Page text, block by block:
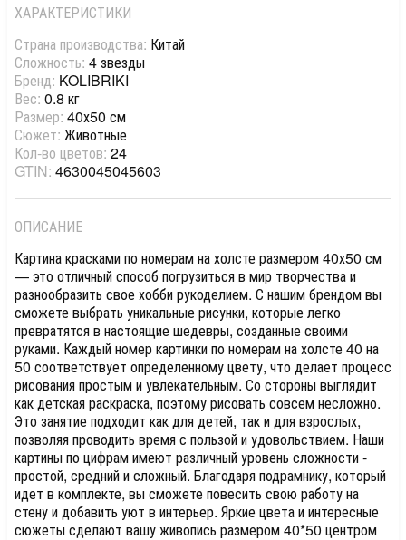
ХАРАКТЕРИСТИКИ
Страна производства: Китай
Сложность: 4 звезды
Бренд: KOLIBRIKI
Вес: 0.8 кг
Размер: 40х50 см
Сюжет: Животные
Кол-во цветов: 24
GTIN: 4630045045603
ОПИСАНИЕ
Картина красками по номерам на холсте размером 40х50 см
— это отличный способ погрузиться в мир творчества и
разнообразить свое хобби рукоделием. С нашим брендом вы
сможете выбрать уникальные рисунки, которые легко
превратятся в настоящие шедевры, созданные своими
руками. Каждый номер картинки по номерам на холсте 40 на
50 соответствует определенному цвету, что делает процесс
рисования простым и увлекательным. Со стороны выглядит
как детская раскраска, поэтому рисовать совсем несложно.
Это занятие подходит как для детей, так и для взрослых,
позволяя проводить время с пользой и удовольствием. Наши
картины по цифрам имеют различный уровень сложности -
простой, средний и сложный. Благодаря подрамнику, который
идет в комплекте, вы сможете повесить свою работу на
стену и добавить уют в интерьер. Яркие цвета и интересные
сюжеты сделают вашу живопись размером 40*50 центром